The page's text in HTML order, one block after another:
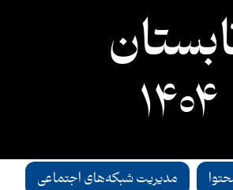
1404
مدیریت شبکه‌های اجتماعی